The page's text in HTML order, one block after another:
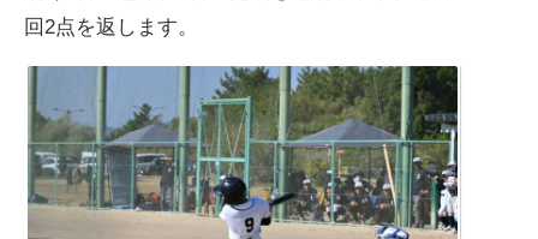
回2点を返します。